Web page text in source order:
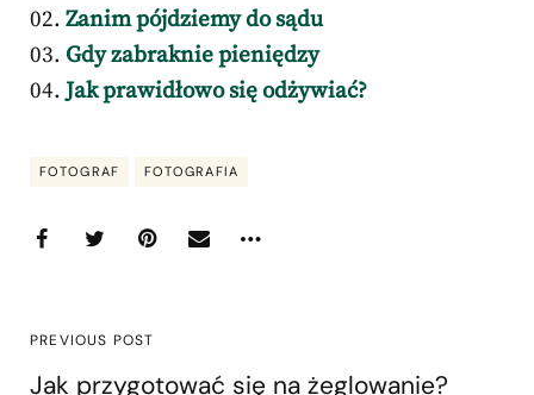
Zanim pójdziemy do sądu
Gdy zabraknie pieniędzy
Jak prawidłowo się odżywiać?
FOTOGRAF FOTOGRAFIA
PREVIOUS POST
Jak przygotować się na żeglowanie?